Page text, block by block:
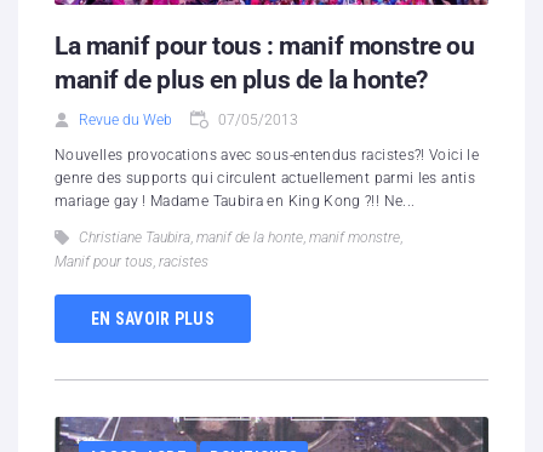
La manif pour tous : manif monstre ou
manif de plus en plus de la honte?
Revue du Web 07/05/2013
Nouvelles provocations avec sous-entendus racistes?! Voici le
genre des supports qui circulent actuellement parmi les antis
mariage gay ! Madame Taubira en King Kong ?!! Ne...
Christiane Taubira, manif de la honte, manif monstre,
Manif pour tous, racistes
EN SAVOIR PLUS